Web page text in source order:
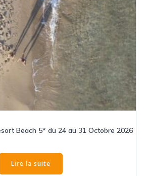
Beach 5* du 24 au 31 Octobre 2026
Lire la suite